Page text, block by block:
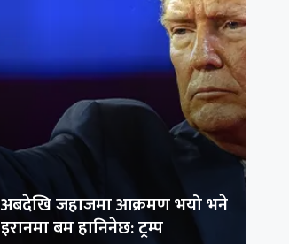
अबदेखि जहाजमा आक्रमण भयो भने
इरानमा बम हानिनेछ: ट्रम्प